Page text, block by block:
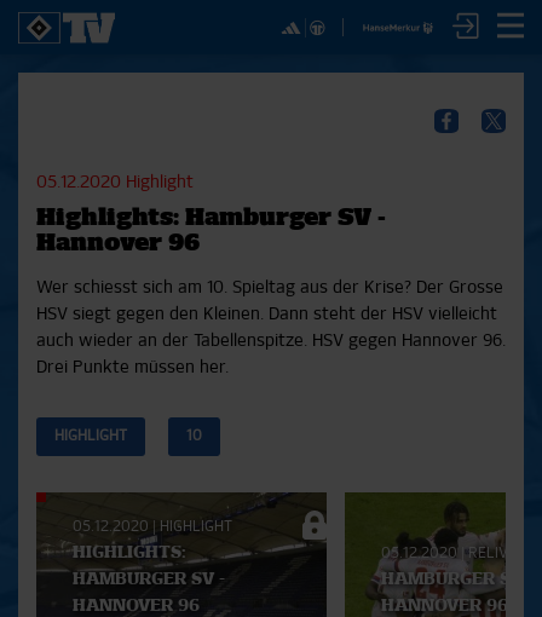
2. Bundesliga 18/19
Bundesliga 17/18
Bundesliga 16/17
Pokal- und Testspiele
Testspiele
Reportagen
Interviews
Reportagen
Bunte HSV-Welt
Verein
HSVTV-ABO!
Mit dem HSVtv-Abo hast Du vollen Zugriff auf über
in voller Länge, sowie Spielzusammenfassungen,
exklusive Interviews, Pressekonferenzen und vieles
JETZT ZUM ABO
05.12.2020 Highlight
Highlights: Hamburger SV -
Hannover 96
Wer schiesst sich am 10. Spieltag aus der Krise? Der Grosse
HSV siegt gegen den Kleinen. Dann steht der HSV vielleicht
auch wieder an der Tabellenspitze. HSV gegen Hannover 96.
Drei Punkte müssen her.
HIGHLIGHT 10
Aktuelle
Playlist
05.12.2020 HIGHLIGHT
HIGHLIGHTS:
HAMBURGER SV -
HANNOVER 96
05.12.2020 RELIVE
HAMBURGER SV -
HANNOVER 96